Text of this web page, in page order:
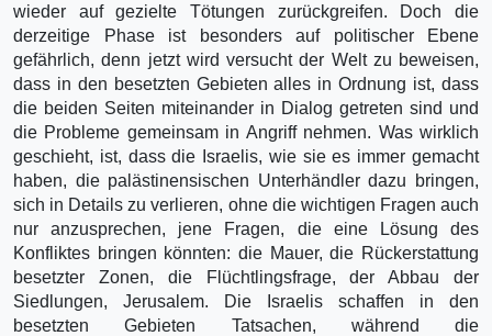
wieder auf gezielte Tötungen zurückgreifen. Doch die
derzeitige Phase ist besonders auf politischer Ebene
gefährlich, denn jetzt wird versucht der Welt zu beweisen,
dass in den besetzten Gebieten alles in Ordnung ist, dass
die beiden Seiten miteinander in Dialog getreten sind und
die Probleme gemeinsam in Angriff nehmen. Was wirklich
geschieht, ist, dass die Israelis, wie sie es immer gemacht
haben, die palästinensischen Unterhändler dazu bringen,
sich in Details zu verlieren, ohne die wichtigen Fragen auch
nur anzusprechen, jene Fragen, die eine Lösung des
Konfliktes bringen könnten: die Mauer, die Rückerstattung
besetzter Zonen, die Flüchtlingsfrage, der Abbau der
Siedlungen, Jerusalem. Die Israelis schaffen in den
besetzten Gebieten Tatsachen, während die